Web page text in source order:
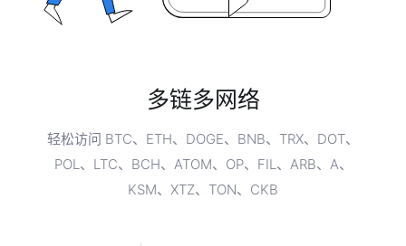
多链多网络
轻松访问 BTC、ETH、DOGE、BNB、TRX、DOT、
POL、LTC、BCH、ATOM、OP、FIL、ARB、A、
KSM、XTZ、TON、CKB